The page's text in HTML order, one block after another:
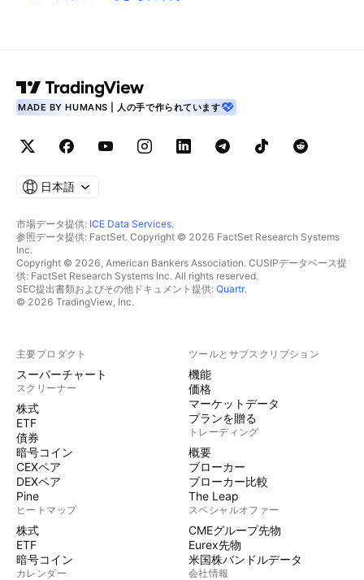
MADE BY HUMANS | 人の手で作られています
日本語
市場データ提供: ICE Data Services.
参照データ提供: FactSet. Copyright © 2026 FactSet Research Systems
Inc.
Copyright © 2026, American Bankers Association. CUSIPデータベース提
供: FactSet Research Systems Inc. All rights reserved.
SEC提出書類およびその他ドキュメント提供: Quartr.
© 2026 TradingView, Inc.
主要プロダクト
スーパーチャート
スクリーナー
株式
ETF
債券
暗号コイン
CEXペア
DEXペア
Pine
ヒートマップ
株式
ETF
暗号コイン
カレンダー
ツールとサブスクリプション
機能
価格
マーケットデータ
プランを贈る
トレーディング
概要
ブローカー
ブローカー比較
The Leap
スペシャルオファー
CMEグループ先物
Eurex先物
米国株バンドルデータ
会社情報